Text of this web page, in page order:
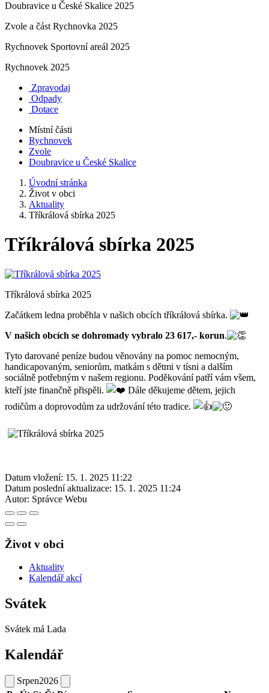
Doubravice u České Skalice 2025
Zvole a část Rychnovka 2025
Rychnovek Sportovní areál 2025
Rychnovek 2025
Zpravodaj
Odpady
Dotace
Místní části
Rychnovek
Zvole
Doubravice u České Skalice
Úvodní stránka
Život v obci
Aktuality
Tříkrálová sbírka 2025
Tříkrálová sbírka 2025
Tříkrálová sbírka 2025
Začátkem ledna proběhla v našich obcích tříkrálová sbírka.
V našich obcích se dohromady vybralo 23 617,- korun.
Tyto darované peníze budou věnovány na pomoc nemocným,
handicapovaným, seniorům, matkám s dětmi v tísni a dalším
sociálně potřebným v našem regionu. Poděkování patří vám všem,
kteří jste finančně přispěli.
Dále děkujeme dětem, jejich
rodičům a doprovodům za udržování této tradice.
Datum vložení: 15. 1. 2025 11:22
Datum poslední aktualizace: 15. 1. 2025 11:24
Autor: Správce Webu
Život v obci
Aktuality
Kalendář akcí
Svátek
Svátek má Lada
Kalendář
Srpen2026